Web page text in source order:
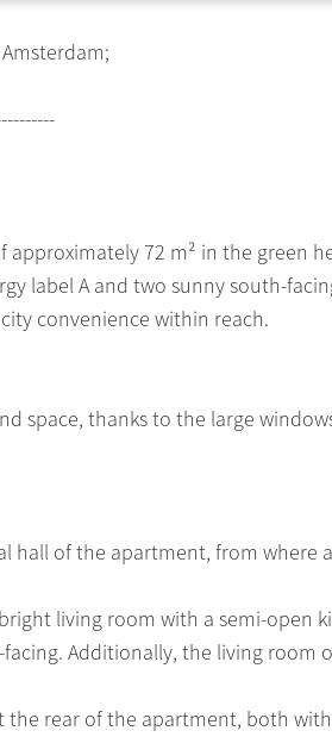
72 m² in the green
label A and two sunny south-
convenience within reach.
space, thanks to the large
hall of the apartment, from where
living room with a semi-open
Additionally, the living room
the rear of the apartment, both